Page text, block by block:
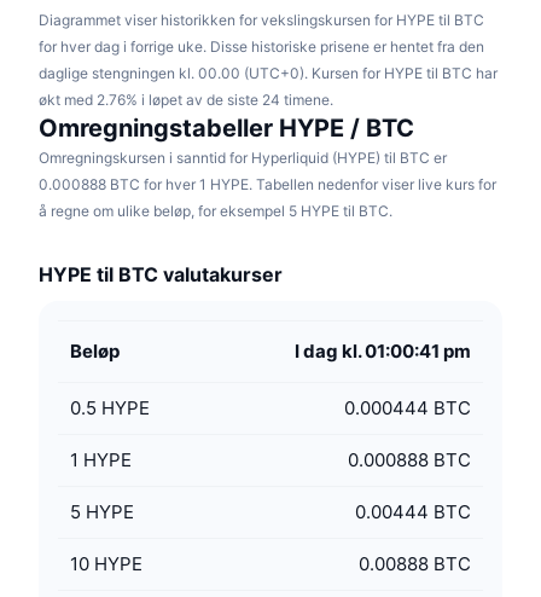
Diagrammet viser historikken for vekslingskursen for HYPE til BTC
for hver dag i forrige uke. Disse historiske prisene er hentet fra den
daglige stengningen kl. 00.00 (UTC+0). Kursen for HYPE til BTC har
økt med 2.76% i løpet av de siste 24 timene.
Omregningstabeller HYPE / BTC
Omregningskursen i sanntid for Hyperliquid (HYPE) til BTC er
0.000888 BTC for hver 1 HYPE. Tabellen nedenfor viser live kurs for
å regne om ulike beløp, for eksempel 5 HYPE til BTC.
HYPE til BTC valutakurser
Beløp I dag kl. 01:00:41 pm
0.5 HYPE 0.000444 BTC
1 HYPE 0.000888 BTC
5 HYPE 0.00444 BTC
10 HYPE 0.00888 BTC